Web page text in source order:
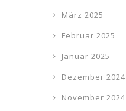
März 2025
Februar 2025
Januar 2025
Dezember 2024
November 2024